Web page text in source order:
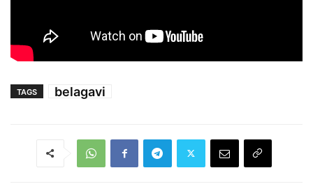
TAGS belagavi